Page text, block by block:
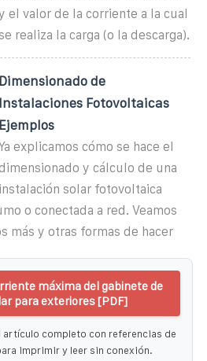
el valor de la corriente a la cual
se realiza la carga (o la descarga).
Dimensionado de
Instalaciones Fotovoltaicas
Ejemplos
explicamos cómo se hace el
y cálculo de una
instalación solar fotovoltaica
o conectada a red. Veamos
más y otras formas de hacer
máxima del gabinete de
para exteriores [PDF]
artículo completo con referencias de
imprimir y leer sin conexión.